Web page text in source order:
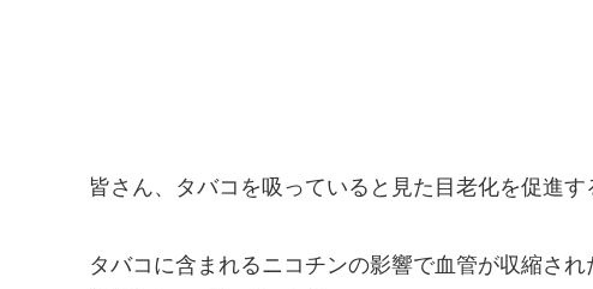
皆さん、タバコを吸っていると見た目老化を促進
タバコに含まれるニコチンの影響で血管が収縮さ